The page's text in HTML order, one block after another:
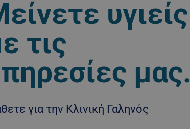
υγιείς
τις
μας.
για την Κλινική Γαληνός